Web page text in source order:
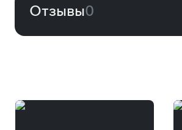
Отзывы0